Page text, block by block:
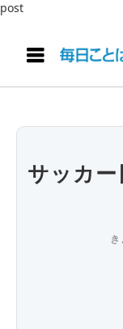
post
サッカー